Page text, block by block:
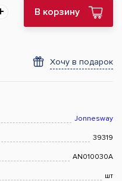
В корзину
Хочу в подарок
Jonnesway
39319
AN010030A
шт